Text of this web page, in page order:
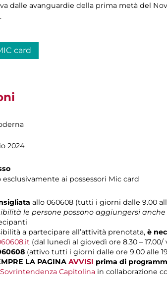
dalle avanguardie della prima metà del
card
2024
ai possessori Mic card
allo 060608 (tutti i giorni dalle 9.00
le persone possono aggiungersi
a partecipare all’attività prenotata, è
(dal lunedì al giovedì ore 8.30 –
(attivo tutti i giorni dalle ore 9.00 alle
LA PAGINA AVVISI prima di
Sovrintendenza Capitolina in collaborazione